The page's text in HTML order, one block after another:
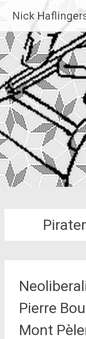
Inhalt
springen
Nick
Pierre
Mont